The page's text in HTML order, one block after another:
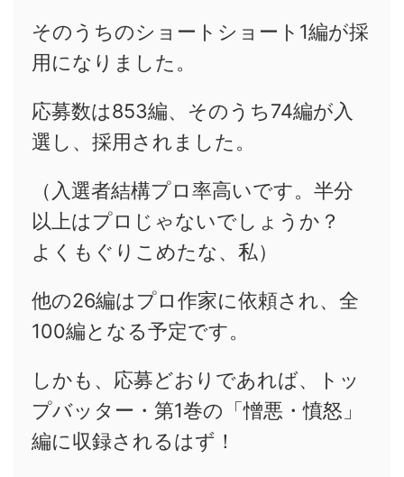
そのうちのショートショート1編が採
用になりました。
応募数は853編、そのうち74編が入
選し、採用されました。
（入選者結構プロ率高いです。半分
以上はプロじゃないでしょうか？
よくもぐりこめたな、私）
他の26編はプロ作家に依頼され、全
100編となる予定です。
しかも、応募どおりであれば、トッ
プバッター・第1巻の「憎悪・憤怒」
編に収録されるはず！